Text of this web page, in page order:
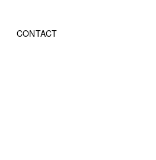
CONTACT